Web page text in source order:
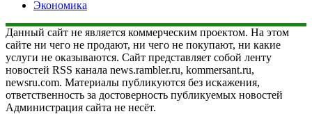
Экономика
Данный сайт не является коммерческим проектом. На этом
сайте ни чего не продают, ни чего не покупают, ни какие
услуги не оказываются. Сайт представляет собой ленту
новостей RSS канала news.rambler.ru, kommersant.ru,
newsru.com. Материалы публикуются без искажения,
ответственность за достоверность публикуемых новостей
Администрация сайта не несёт.